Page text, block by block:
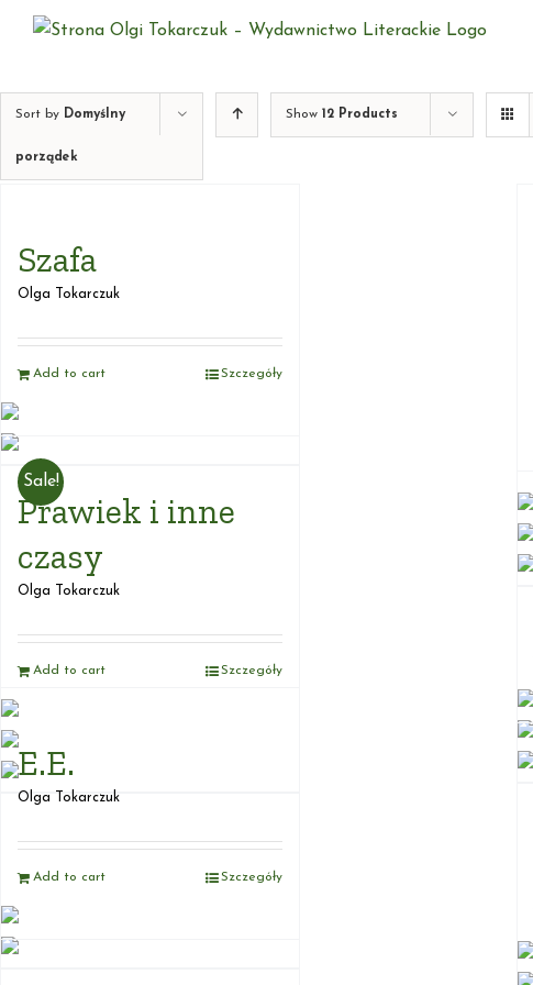
Sort by Domyślny
porządek
Show 12 Products
Szafa
Olga Tokarczuk
Add to cart Szczegóły
Sale!
Prawiek i inne
czasy
Olga Tokarczuk
Add to cart Szczegóły
E.E.
Olga Tokarczuk
Add to cart Szczegóły